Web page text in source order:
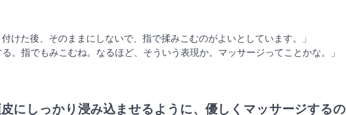
けた後、そのままにしないで、指で揉みこむのがよいとしています。」
。指でもみこむね。なるほど、そういう表現か。マッサージってことかな。」
にしっかり浸み込ませるように、優しくマッサージするの